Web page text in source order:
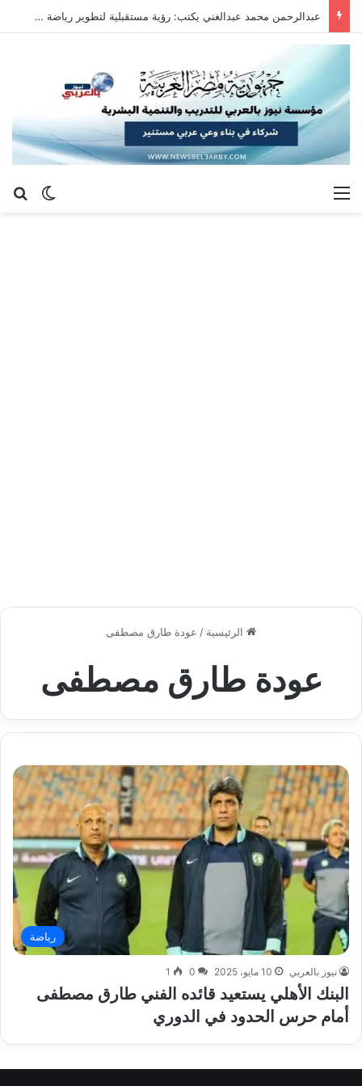
عبدالرحمن محمد عبدالغني يكتب: رؤية مستقبلية لتطوير رياضة سلاح الشيش في جمهورية مصر العربية
الوضع القائمة
الرئيسية / عودة طارق مصطفى
عودة طارق مصطفى
رياضة
نيوز بالعربي 10 مايو، 2025 0
1
البنك الأهلي يستعيد قائده الفني طارق مصطفى
أمام حرس الحدود في الدوري